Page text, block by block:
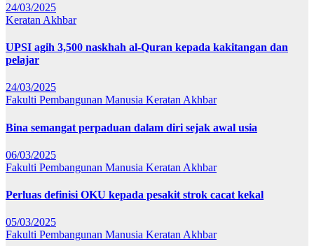
24/03/2025
Keratan Akhbar
UPSI agih 3,500 naskhah al-Quran kepada kakitangan dan
pelajar
24/03/2025
Fakulti Pembangunan Manusia Keratan Akhbar
Bina semangat perpaduan dalam diri sejak awal usia
06/03/2025
Fakulti Pembangunan Manusia Keratan Akhbar
Perluas definisi OKU kepada pesakit strok cacat kekal
05/03/2025
Fakulti Pembangunan Manusia Keratan Akhbar